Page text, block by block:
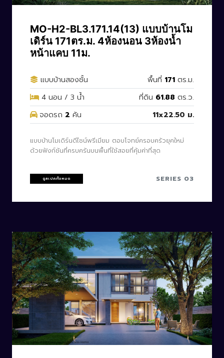
CODE: MO-H2-BL3.171.14(13)
MO-H2-BL3.171.14(13) แบบบ้านโม
เดิร์น 171ตร.ม. 4ห้องนอน 3ห้องน้ำ
หน้าแคบ 11ม.
แบบบ้านสองชั้น พื้นที่ 171 ตร.ม.
4 นอน / 3 น้ำ
ที่ดิน 61.88 ตร.ว.
จอดรถ 2 คัน 11x22.50 ม.
แบบบ้านโมเดิร์นดีไซน์พรีเมียม ตอบโจทย์ครอบครัวยุคใหม่
ด้วยฟังก์ชันที่ครบครันบนพื้นที่ใช้สอยที่คุ้มค่าที่สุด
ดูสเปคทั้งหมด SERIES 03